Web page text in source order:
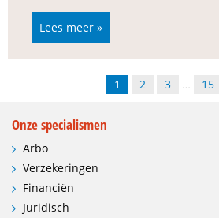
Lees meer »
1 2 3 … 15
Onze specialismen
Arbo
Verzekeringen
Financiën
Juridisch